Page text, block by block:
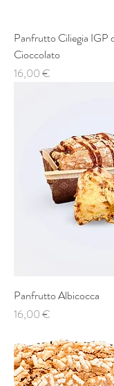
Panfrutto Ciliegia IGP
Cioccolato
Prezzo
16,00 €
Panfrutto Albicocca
Prezzo
16,00 €